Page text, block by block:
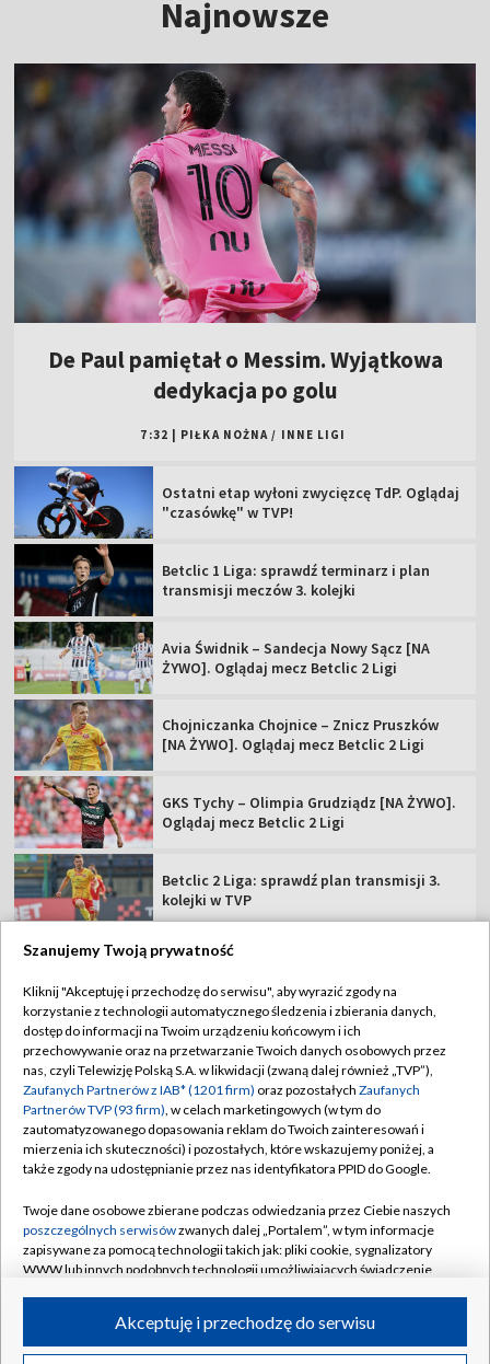
Najnowsze
De Paul pamiętał o Messim. Wyjątkowa
dedykacja po golu
7:32 PIŁKA NOŻNA / INNE LIGI
Ostatni etap wyłoni zwycięzcę TdP. Oglądaj
"czasówkę" w TVP!
Betclic 1 Liga: sprawdź terminarz i plan
transmisji meczów 3. kolejki
Avia Świdnik – Sandecja Nowy Sącz [NA
ŻYWO]. Oglądaj mecz Betclic 2 Ligi
Chojniczanka Chojnice – Znicz Pruszków
[NA ŻYWO]. Oglądaj mecz Betclic 2 Ligi
GKS Tychy – Olimpia Grudziądz [NA ŻYWO].
Oglądaj mecz Betclic 2 Ligi
Betclic 2 Liga: sprawdź plan transmisji 3.
kolejki w TVP
TVP
Abonament TVP
Sklep TVP
Biuro Reklamy
Oferta Handlowa
Emisja w TVP
Rada Programowa
Ogłoszenia przetargowe
Akademia Telewizyjna
Regulamin TVP
Polityka prywatności
Moje zgody
Biuro reklamy
Kanały
©2026 Telewizja Polska Spółka Akcyjna w likwidacji
Szanujemy Twoją prywatność
Kliknij "Akceptuję i przechodzę do serwisu", aby wyrazić zgody na
korzystanie z technologii automatycznego śledzenia i zbierania danych,
dostęp do informacji na Twoim urządzeniu końcowym i ich
przechowywanie oraz na przetwarzanie Twoich danych osobowych przez
nas, czyli Telewizję Polską S.A. w likwidacji (zwaną dalej również „TVP”),
Zaufanych Partnerów z IAB* (1201 firm) oraz pozostałych Zaufanych
Partnerów TVP (93 firm), w celach marketingowych (w tym do
zautomatyzowanego dopasowania reklam do Twoich zainteresowań i
mierzenia ich skuteczności) i pozostałych, które wskazujemy poniżej, a
także zgody na udostępnianie przez nas identyfikatora PPID do Google.
Twoje dane osobowe zbierane podczas odwiedzania przez Ciebie naszych
poszczególnych serwisówzwanych dalej „Portalem”, w tym informacje
zapisywane za pomocą technologii takich jak: pliki cookie, sygnalizatory
WWW lub innych podobnych technologii umożliwiających świadczenie
ruchu w Internecie.Akceptuję i przechodzę do serwisu